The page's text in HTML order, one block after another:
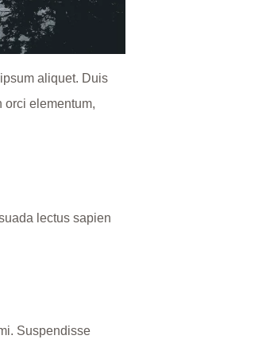
aliquet. Duis
orci elementum,
lectus sapien
Suspendisse